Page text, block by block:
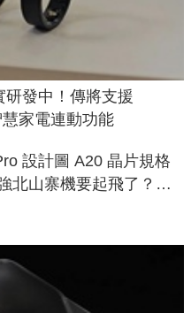
發中！傳將支援
家電連動功能
設計圖 A20 晶片規格
北山寨機要起飛了？專
法復刻兩大關鍵